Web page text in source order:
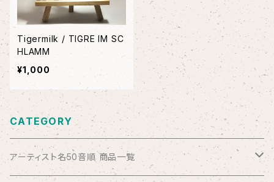
Tigermilk / TIGRE IM SC
HLAMM
¥1,000
CATEGORY
アーティスト名50音順 商品一覧